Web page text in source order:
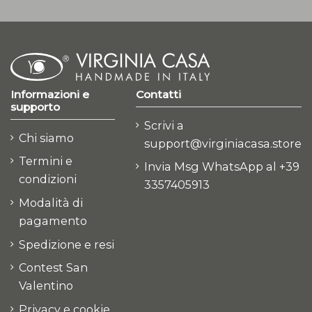
Informazioni e
supporto
Chi siamo
Termini e
condizioni
Modalità di
pagamento
Spedizione e resi
Contest San
Valentino
Privacy e cookie
Contatti
Scrivi a
support@virginiacasa.store
Invia Msg WhatsApp al +39
3357405913